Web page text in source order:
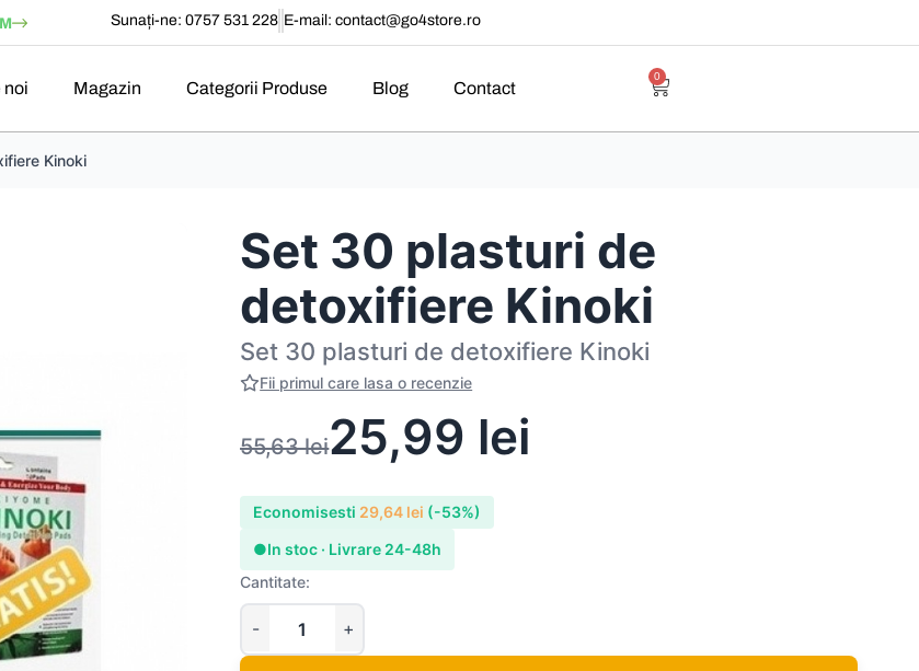
Sunați-ne: 0757 531 228 E-mail:contact@go4store.ro
noi Magazin Categorii Produse Blog Contact
0
Kinoki
Set 30 plasturi de
detoxifiere Kinoki
Set 30 plasturi de detoxifiere Kinoki
Fii primul care lasa o recenzie
55,63lei25,99 lei
Economisesti 29,64 lei (-53%)
●In stoc · Livrare 24-48h
Cantitate: